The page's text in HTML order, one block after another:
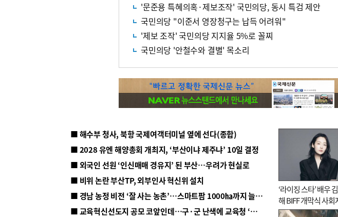
'문준용 특혜의혹·제보조작' 국민의당, 동시 특검 제안
국민의당 "이준서 영장청구는 납득 어려워"
'제보 조작' 국민의당 지지율 5%로 꼴찌
국민의당 '안철수와 결별' 목소리
■ 해수부 청사, 북항 국제여객터미널 옆에 선다(종합)
■ 2028 유엔 해양총회 개최지, ‘부산이냐 제주냐’ 10일 결정
■ 외국인 선원 ‘인신매매 경유지’ 된 부산…우려가 현실로
■ 비위 논란 부산TP, 외부인사 혁신위 설치
■ 경남 농정 비전 ‘잘 사는 농촌’…스마트팜 1000㏊까지 늘린다
■ 교육혁신선도지 공모 코앞인데…구·군 난색에 교육청 ‘쩔쩔’
‘라이징 스타’ 배우
해 BIFF 개막식 사회